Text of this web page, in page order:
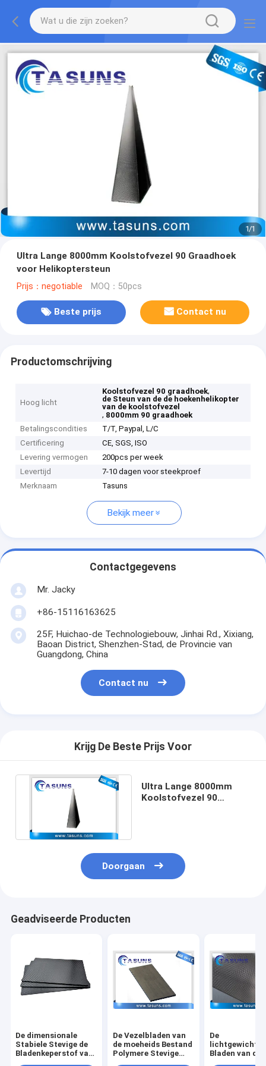
1/1
Ultra Lange 8000mm Koolstofvezel 90 Graadhoek
voor Helikoptersteun
Prijs：negotiable MOQ：50pcs
Beste prijs Contact nu
Productomschrijving
Hoog licht
Koolstofvezel 90 graadhoek,
de Steun van de de hoekenhelikopter
van de koolstofvezel
, 8000mm 90 graadhoek
Betalingscondities
T/T, Paypal, L/C
Certificering
CE, SGS, ISO
Levering vermogen
200pcs per week
Levertijd
7-10 dagen voor steekproef
Merknaam
Tasuns
Bekijk meer
Contactgegevens
Mr. Jacky
+86-15116163625
25F, Huichao-de Technologiebouw, Jinhai Rd., Xixiang,
Baoan District, Shenzhen-Stad, de Provincie van
Guangdong, China
Contact nu
Krijg De Beste Prijs Voor
Ultra Lange 8000mm
Koolstofvezel 90
Doorgaan
Geadviseerde Producten
De dimensionale
Stabiele Stevige de
Bladenkeperstof van
De Vezelbladen van
de moeheids Bestand
Polymere Stevige
De
Bladen van de